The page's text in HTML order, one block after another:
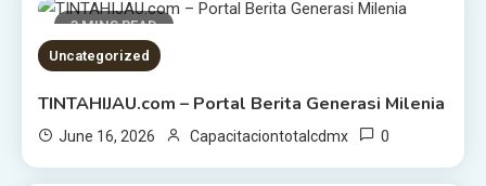
3 MINS READ
Uncategorized
TINTAHIJAU.com – Portal Berita Generasi Milenia
June 16, 2026 Capacitaciontotalcdmx 0